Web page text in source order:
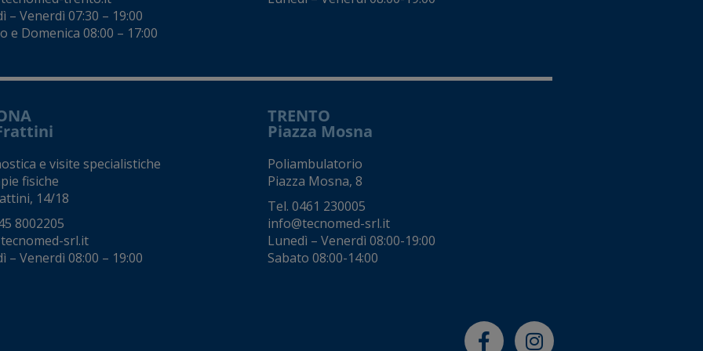
– Venerdì 07:30 – 19:00
e Domenica 08:00 – 17:00
e visite specialistiche
fisiche
14/18
8002205
srl.it
– Venerdì 08:00 – 19:00
TRENTO
Piazza Mosna
Poliambulatorio
Piazza Mosna, 8
Tel.0461 230005
info@tecnomed-srl.it
Lunedì – Venerdì 08:00-19:00
Sabato 08:00-14:00